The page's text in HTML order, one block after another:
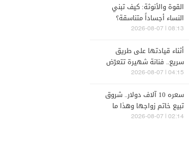
القوة والأنوثة: كيف تبني
النساء أجساداً متناسقة؟
08:13 | 2026-08-07
أثناء قيادتها على طريق
سريع.. فنانة شهيرة تتعرّض
لحادث سير مروع (صورة)
04:15 | 2026-08-07
سعره 10 آلاف دولار.. شروق
تبيع خاتم زواجها وهذا ما
ستقدمه للمدعوات في حفل
02:14 | 2026-08-07